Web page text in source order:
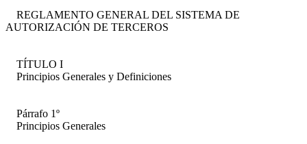
REGLAMENTO GENERAL DEL SISTEMA DE
AUTORIZACIÓN DE TERCEROS
TÍTULO I
Principios Generales y Definiciones
Párrafo 1º
Principios Generales